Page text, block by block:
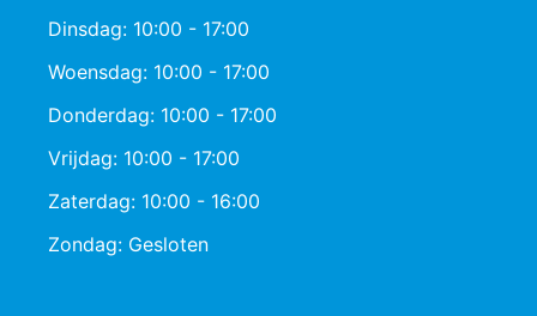
Dinsdag: 10:00 - 17:00
Woensdag: 10:00 - 17:00
Donderdag: 10:00 - 17:00
Vrijdag: 10:00 - 17:00
Zaterdag: 10:00 - 16:00
Zondag: Gesloten